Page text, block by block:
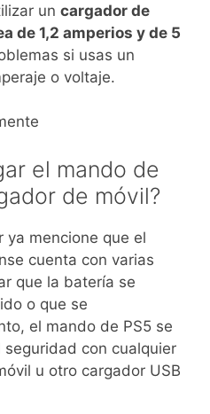
un cargador de
de 1,2 amperios y de 5
si usas un
o voltaje.
el mando de
de móvil?
ya mencione que el
cuenta con varias
que la batería se
o que se
el mando de PS5 se
con cualquier
u otro cargador USB